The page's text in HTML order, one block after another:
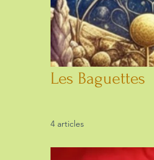
Les Baguettes
4 articles